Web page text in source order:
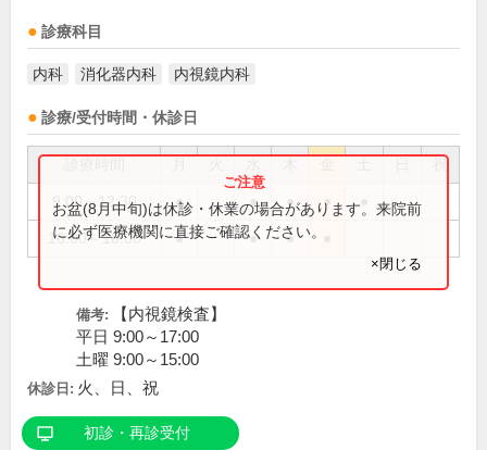
診療科目
内科 消化器内科 内視鏡内科
診療/受付時間・休診日
祝
9:00～12:30 ● ● ● ●
16:00～18:00 ● ● ●
お盆(8月中旬)は休診・休業の場合があります。来院前
に必ず医療機関に直接ご確認ください。
×閉じる
備考:
【内視鏡検査】
平日 9:00～17:00
土曜 9:00～15:00
休診日: 火、日、祝
初診・再診受付